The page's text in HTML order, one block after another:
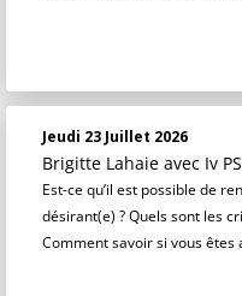
Jeudi 23 Juillet 2026
Brigitte Lahaie avec Iv
Est-ce qu’il est possible de
désirant(e) ? Quels sont les
Comment savoir si vous êtes